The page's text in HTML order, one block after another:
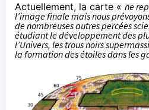
Actuellement, la carte « ne
l’image finale mais nous
de nombreuses autres percées
étudiant le développement des
l’Univers, les trous noirs
la formation des étoiles dans les